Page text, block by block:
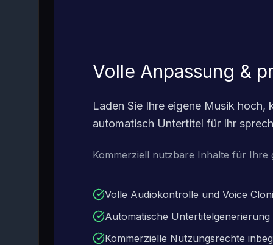
Volle Anpassung &
Laden Sie Ihre eigene Musik hoch,
automatisch Untertitel für Ihr
Kommerziell nutzbare Inhalte für
Volle Audiokontrolle und Voice
Automatische Untertitelgenerierung
Kommerzielle Nutzungsrechte